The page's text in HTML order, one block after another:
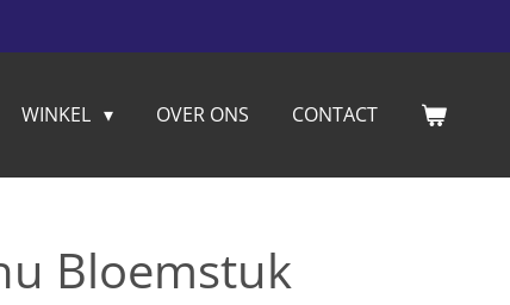
WINKEL OVER ONS CONTACT
Bloemstuk